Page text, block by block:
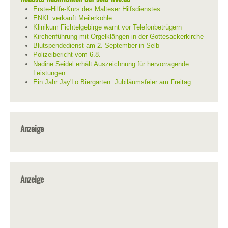
Erste-Hilfe-Kurs des Malteser Hilfsdienstes
ENKL verkauft Meilerkohle
Klinikum Fichtelgebirge warnt vor Telefonbetrügern
Kirchenführung mit Orgelklängen in der Gottesackerkirche
Blutspendedienst am 2. September in Selb
Polizeibericht vom 6.8.
Nadine Seidel erhält Auszeichnung für hervorragende
Leistungen
Ein Jahr Jay'Lo Biergarten: Jubiläumsfeier am Freitag
Anzeige
Anzeige